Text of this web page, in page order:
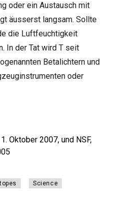
oder ein Austausch mit
äusserst langsam. Sollte
die Luftfeuchtigkeit
In der Tat wird T seit
Betalichtern und
oder
Oktober 2007, und NSF,
Science